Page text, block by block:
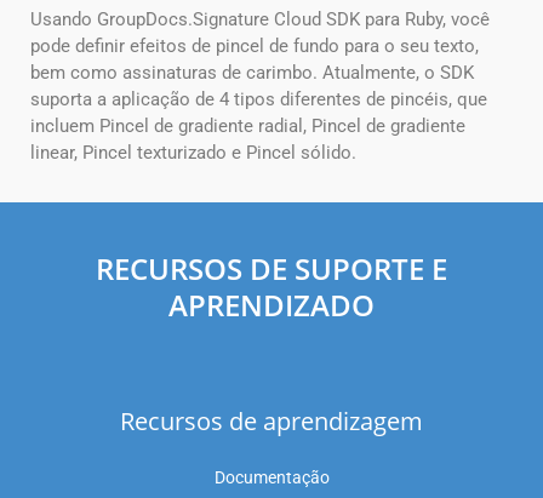
Usando GroupDocs.Signature Cloud SDK para Ruby, você
pode definir efeitos de pincel de fundo para o seu texto,
bem como assinaturas de carimbo. Atualmente, o SDK
suporta a aplicação de 4 tipos diferentes de pincéis, que
incluem Pincel de gradiente radial, Pincel de gradiente
linear, Pincel texturizado e Pincel sólido.
RECURSOS DE SUPORTE E
APRENDIZADO
Recursos de aprendizagem
Documentação